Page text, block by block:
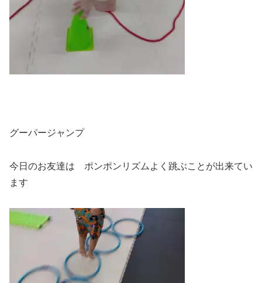
グーパージャンプ
今日のお友達は ポンポンリズムよく跳ぶことが出来てい
ます